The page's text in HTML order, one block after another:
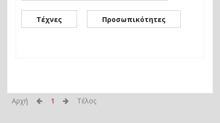
Τέχνες Προσωπικότητες
Αρχή 1 Τέλος